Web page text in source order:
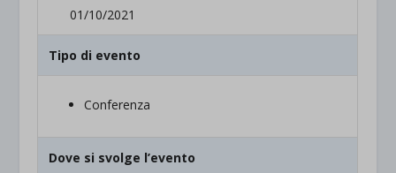
01/10/2021
Tipo di evento
Conferenza
Dove si svolge l’evento